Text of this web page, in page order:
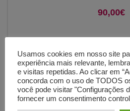
90,00€
Usamos cookies em nosso site
experiência mais relevante,
e visitas repetidas. Ao clicar em
concorda com o uso de TODOS
você pode visitar "Configurações
fornecer um consentimento